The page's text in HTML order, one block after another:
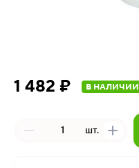
1 482 ₽ В НАЛИЧИИ
шт.